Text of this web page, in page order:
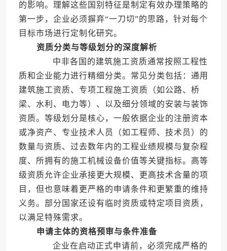
的影响。理解这些国别特征是制定有效办理策略的
第一步，企业必须摒弃“一刀切”的思路，针对每个
目标市场进行定制化研究。
资质分类与等级划分的深度解析
中非各国的建筑施工资质通常按照工程性
质和企业能力进行精细分类。常见分类包括：通用
建筑施工资质、专项工程施工资质（如公路、桥
梁、水利、电力等）、以及细分领域的安装与装饰
资质。等级划分是核心，一般依据企业的注册资本
或净资产、专业技术人员（如工程师、技术员）的
数量与资质、过去数年内的工程业绩规模与复杂程
度、所拥有的施工机械设备价值等关键指标。高等
级资质允许企业承接更大规模、更高技术含量的项
目，但也意味着更严格的申请条件和更繁重的维持
义务。部分国家还设有临时资质或特定项目资质，
以满足特殊需求。
申请主体的资格预审与条件准备
企业在启动正式申请前，必须完成严格的